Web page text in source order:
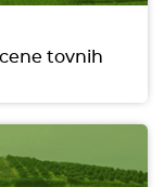
tovnih